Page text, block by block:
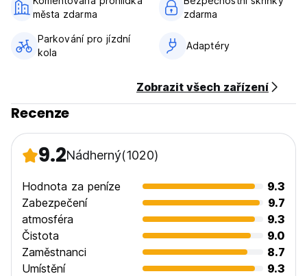
města zdarma
zdarma
Parkování pro jízdní
kola
Adaptéry
Zobrazit všech zařízení
Recenze
9.2Nádherný(1020)
Hodnota za peníze
9.3
Zabezpečení
9.7
atmosféra
9.3
Čistota
9.0
Zaměstnanci
8.7
Umístění
9.3